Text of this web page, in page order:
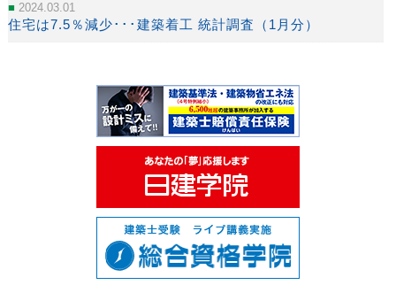
2024.03.01
住宅は7.5％減少･･･建築着工 統計調査（1月分）